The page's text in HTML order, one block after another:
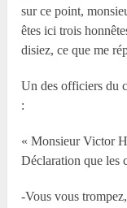
sur ce point,
êtes ici trois
disiez, ce que me
Un des officiers du
:
« Monsieur Victor
Déclaration que les
-Vous vous